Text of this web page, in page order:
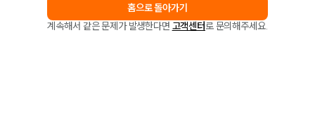
홈으로 돌아가기
계속해서 같은 문제가 발생한다면 고객센터로 문의해주세요.